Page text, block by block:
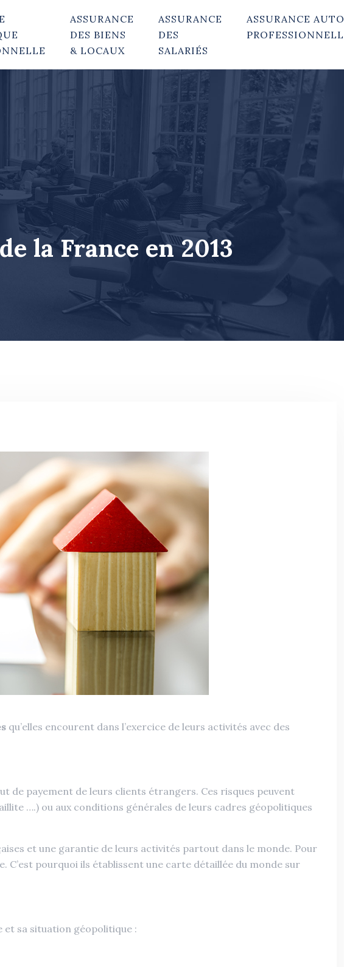
ASSURANCE
DES BIENS
& LOCAUX
ASSURANCE
DES
SALARIÉS
ASSURANCE AUTO
la France en 2013
qu’elles encourent dans l’exercice de leurs activités avec des
de payement de leurs clients étrangers. Ces risques peuvent
….) ou aux conditions générales de leurs cadres géopolitiques
et une garantie de leurs activités partout dans le monde. Pour
C’est pourquoi ils établissent une carte détaillée du monde sur
et sa situation géopolitique :